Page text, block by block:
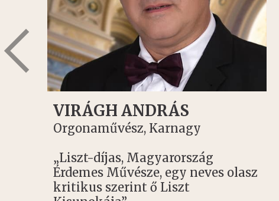
VIRÁGH ANDRÁS
Orgonaművész, Karnagy
„Liszt-díjas, Magyarország
Érdemes Művésze, egy neves olasz
kritikus szerint ő Liszt